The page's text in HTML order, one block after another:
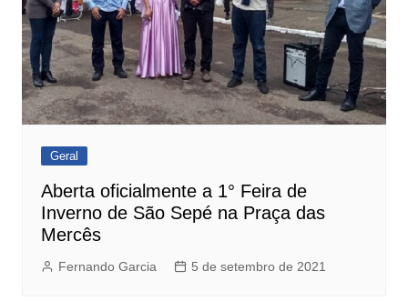
Geral
Aberta oficialmente a 1° Feira de
Inverno de São Sepé na Praça das
Mercês
Fernando Garcia 5 de setembro de 2021